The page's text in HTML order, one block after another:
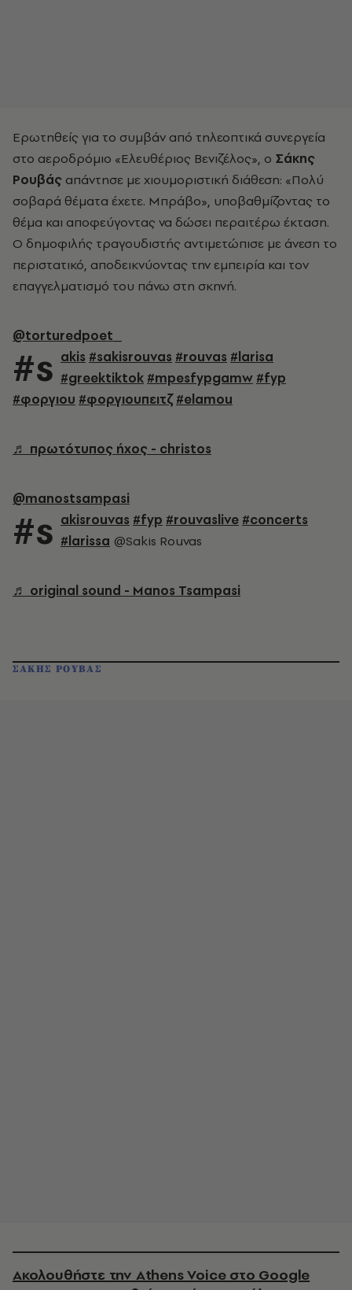
Ερωτηθείς για το συμβάν από τηλεοπτικά συνεργεία
στο αεροδρόμιο «Ελευθέριος Βενιζέλος», ο Σάκης
Ρουβάς απάντησε με χιουμοριστική διάθεση: «Πολύ
σοβαρά θέματα έχετε. Μπράβο», υποβαθμίζοντας το
θέμα και αποφεύγοντας να δώσει περαιτέρω έκταση.
Ο δημοφιλής τραγουδιστής αντιμετώπισε με άνεση το
περιστατικό, αποδεικνύοντας την εμπειρία και τον
επαγγελματισμό του πάνω στη σκηνή.
@torturedpoet_
#s akis #sakisrouvas #rouvas #larisa
#greektiktok #mpesfypgamw #fyp
#φοργιου #φοργιουπειτζ #elamou
♬ πρωτότυπος ήχος - christos
@manostsampasi
#s akisrouvas #fyp #rouvaslive #concerts
#larissa @Sakis Rouvas
♬ original sound - Manos Tsampasi
ΣΑΚΗΣ ΡΟΥΒΑΣ
Ακολουθήστε την Athens Voice στο Google